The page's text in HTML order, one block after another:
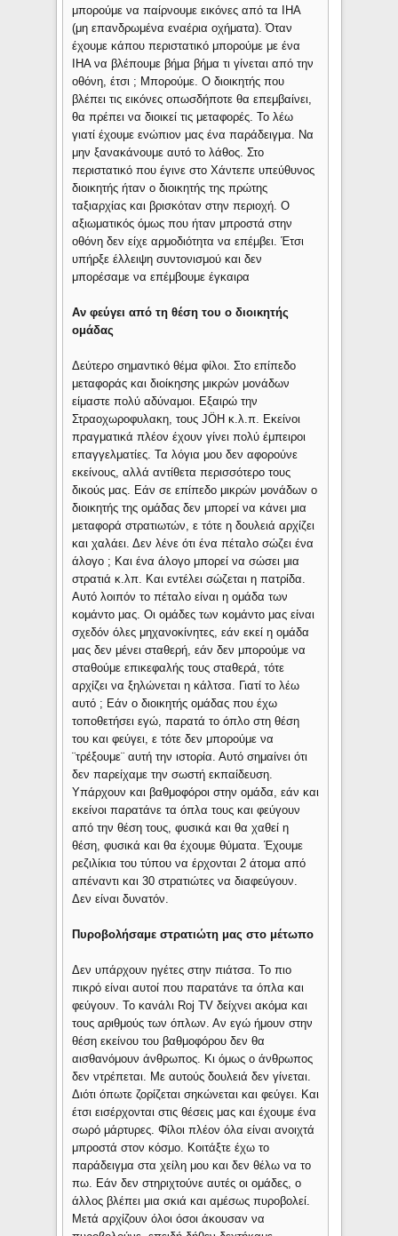
μπορούμε να παίρνουμε εικόνες από τα ΙΗΑ
(μη επανδρωμένα εναέρια οχήματα). Όταν
έχουμε κάπου περιστατικό μπορούμε με ένα
ΙΗΑ να βλέπουμε βήμα βήμα τι γίνεται από την
οθόνη, έτσι ; Μπορούμε. Ο διοικητής που
βλέπει τις εικόνες οπωσδήποτε θα επεμβαίνει,
θα πρέπει να διοικεί τις μεταφορές. Το λέω
γιατί έχουμε ενώπιον μας ένα παράδειγμα. Να
μην ξανακάνουμε αυτό το λάθος. Στο
περιστατικό που έγινε στο Χάντεπε υπεύθυνος
διοικητής ήταν ο διοικητής της πρώτης
ταξιαρχίας και βρισκόταν στην περιοχή. Ο
αξιωματικός όμως που ήταν μπροστά στην
οθόνη δεν είχε αρμοδιότητα να επέμβει. Έτσι
υπήρξε έλλειψη συντονισμού και δεν
μπορέσαμε να επέμβουμε έγκαιρα
Αν φεύγει από τη θέση του ο διοικητής
ομάδας
Δεύτερο σημαντικό θέμα φίλοι. Στο επίπεδο
μεταφοράς και διοίκησης μικρών μονάδων
είμαστε πολύ αδύναμοι. Εξαιρώ την
Στραοχωροφυλακη, τους JÖH κ.λ.π. Εκείνοι
πραγματικά πλέον έχουν γίνει πολύ έμπειροι
επαγγελματίες. Τα λόγια μου δεν αφορούνε
εκείνους, αλλά αντίθετα περισσότερο τους
δικούς μας. Εάν σε επίπεδο μικρών μονάδων ο
διοικητής της ομάδας δεν μπορεί να κάνει μια
μεταφορά στρατιωτών, ε τότε η δουλειά αρχίζει
και χαλάει. Δεν λένε ότι ένα πέταλο σώζει ένα
άλογο ; Και ένα άλογο μπορεί να σώσει μια
στρατιά κ.λπ. Και εντέλει σώζεται η πατρίδα.
Αυτό λοιπόν το πέταλο είναι η ομάδα των
κομάντο μας. Οι ομάδες των κομάντο μας είναι
σχεδόν όλες μηχανοκίνητες, εάν εκεί η ομάδα
μας δεν μένει σταθερή, εάν δεν μπορούμε να
σταθούμε επικεφαλής τους σταθερά, τότε
αρχίζει να ξηλώνεται η κάλτσα. Γιατί το λέω
αυτό ; Εάν ο διοικητής ομάδας που έχω
τοποθετήσει εγώ, παρατά το όπλο στη θέση
του και φεύγει, ε τότε δεν μπορούμε να
¨τρέξουμε¨ αυτή την ιστορία. Αυτό σημαίνει ότι
δεν παρείχαμε την σωστή εκπαίδευση.
Υπάρχουν και βαθμοφόροι στην ομάδα, εάν και
εκείνοι παρατάνε τα όπλα τους και φεύγουν
από την θέση τους, φυσικά και θα χαθεί η
θέση, φυσικά και θα έχουμε θύματα. Έχουμε
ρεζιλίκια του τύπου να έρχονται 2 άτομα από
απέναντι και 30 στρατιώτες να διαφεύγουν.
Δεν είναι δυνατόν.
Πυροβολήσαμε στρατιώτη μας στο μέτωπο
Δεν υπάρχουν ηγέτες στην πιάτσα. Το πιο
πικρό είναι αυτοί που παρατάνε τα όπλα και
φεύγουν. Το κανάλι Roj TV δείχνει ακόμα και
τους αριθμούς των όπλων. Αν εγώ ήμουν στην
θέση εκείνου του βαθμοφόρου δεν θα
αισθανόμουν άνθρωπος. Κι όμως ο άνθρωπος
δεν ντρέπεται. Με αυτούς δουλειά δεν γίνεται.
Διότι όπωτε ζορίζεται σηκώνεται και φεύγει. Και
έτσι εισέρχονται στις θέσεις μας και έχουμε ένα
σωρό μάρτυρες. Φίλοι πλέον όλα είναι ανοιχτά
μπροστά στον κόσμο. Κοιτάξτε έχω το
παράδειγμα στα χείλη μου και δεν θέλω να το
πω. Εάν δεν στηριχτούνε αυτές οι ομάδες, ο
άλλος βλέπει μια σκιά και αμέσως πυροβολεί.
Μετά αρχίζουν όλοι όσοι άκουσαν να